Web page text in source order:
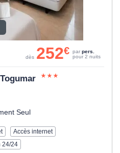
Seul
Accès internet
24/24
dès 252€ par pers.
pour 2 nuits